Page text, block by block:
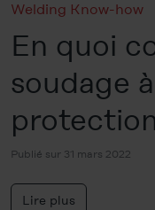
Welding Know-how
En quoi
soudage
Publié sur 31 mars 2022
Lire plus